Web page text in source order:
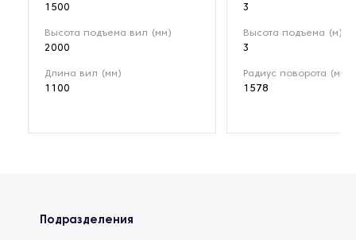
1500
Высота подъема вил (мм)
2000
Длина вил (мм)
1100
3
Высота подъема (м)
3
Радиус поворота (мм)
1578
Подразделения